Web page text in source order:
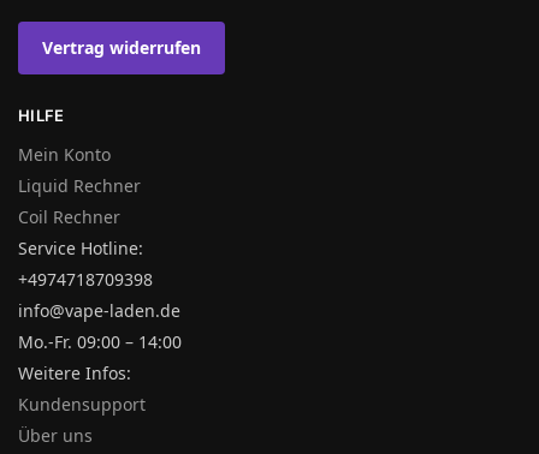
Vertrag widerrufen
HILFE
Mein Konto
Liquid Rechner
Coil Rechner
Service Hotline:
+4974718709398
info@vape-laden.de
Mo.-Fr. 09:00 – 14:00
Weitere Infos:
Kundensupport
Über uns